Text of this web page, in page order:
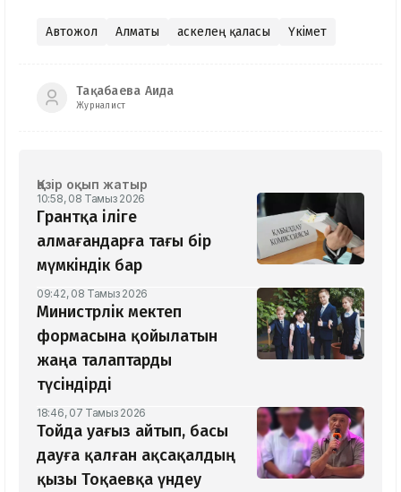
Автожол Алматы Қаскелең қаласы Үкімет
Тақабаева Аида
Журналист
Қазір оқып жатыр
10:58, 08 Тамыз 2026
Грантқа іліге
алмағандарға тағы бір
мүмкіндік бар
09:42, 08 Тамыз 2026
Министрлік мектеп
формасына қойылатын
жаңа талаптарды
түсіндірді
18:46, 07 Тамыз 2026
Тойда уағыз айтып, басы
дауға қалған ақсақалдың
қызы Тоқаевқа үндеу